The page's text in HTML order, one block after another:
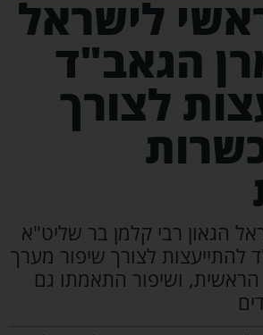
לישראל
הגאב"ד
לצורך
הגאון רבי קלמן בר שליט"א
לצורך שיפור מערך
ושיפור התאמתו גם